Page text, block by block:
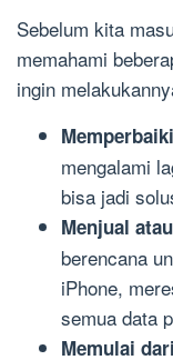
Sebelum kita
memahami
ingin
mengalami
bisa jadi
Menjual
berencana
iPhone,
semua data
Memulai